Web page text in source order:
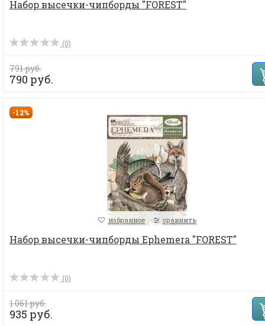
Набор высечки-чипборды "FOREST"
(0)
791 руб.
790 руб.
-12%
избранное сравнить
Набор высечки-чипборды Ephemera "FOREST"
(0)
1 061 руб.
935 руб.